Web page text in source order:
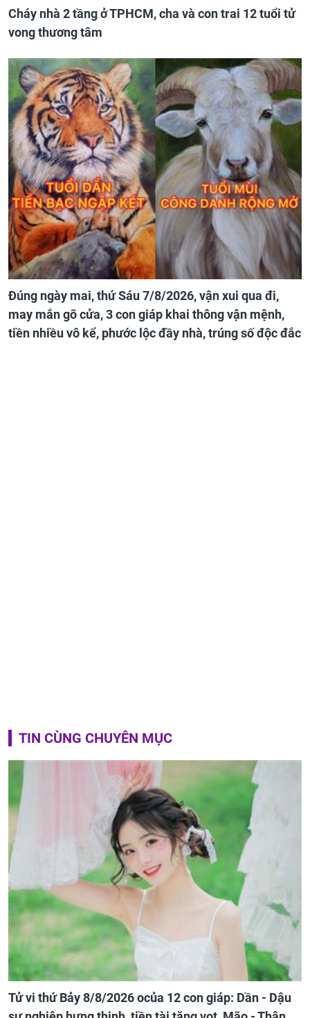
Cháy nhà 2 tầng ở TPHCM, cha và con trai 12 tuổi tử
vong thương tâm
Đúng ngày mai, thứ Sáu 7/8/2026, vận xui qua đi,
may mắn gõ cửa, 3 con giáp khai thông vận mệnh,
tiền nhiều vô kể, phước lộc đầy nhà, trúng số độc đắc
TIN CÙNG CHUYÊN MỤC
Tử vi thứ Bảy 8/8/2026 ocủa 12 con giáp: Dần - Dậu